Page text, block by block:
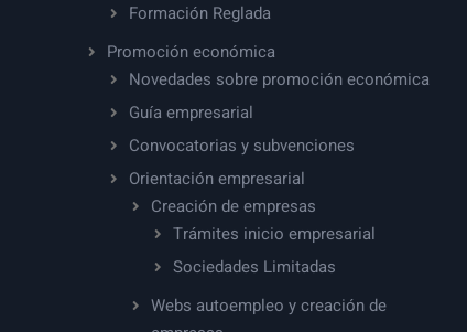
Formación Reglada
Promoción económica
Novedades sobre promoción económica
Guía empresarial
Convocatorias y subvenciones
Orientación empresarial
Creación de empresas
Trámites inicio empresarial
Sociedades Limitadas
Webs autoempleo y creación de